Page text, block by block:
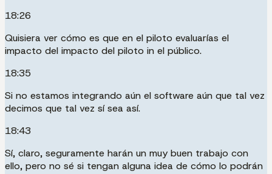
18:26
Quisiera ver cómo es que en el piloto evaluarías el
impacto del impacto del piloto in el público.
18:35
Si no estamos integrando aún el software aún que tal vez
decimos que tal vez sí sea así.
18:43
Sí, claro, seguramente harán un muy buen trabajo con
ello, pero no sé si tengan alguna idea de cómo lo podrán